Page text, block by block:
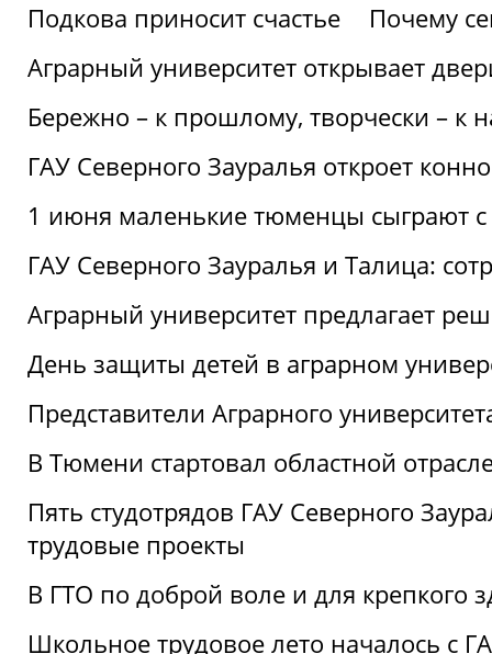
Подкова приносит счастье
Почему
Аграрный университет открывает
Бережно – к прошлому, творчески – к
ГАУ Северного Зауралья откроет
1 июня маленькие тюменцы сыграют с
ГАУ Северного Зауралья и Талица:
Аграрный университет предлагает
День защиты детей в аграрном
Представители Аграрного
В Тюмени стартовал областной
Пять студотрядов ГАУ Северного
трудовые проекты
В ГТО по доброй воле и для крепкого
Школьное трудовое лето началось с